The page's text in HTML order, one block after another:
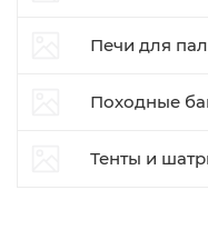
Печи для
Походные
Тенты и